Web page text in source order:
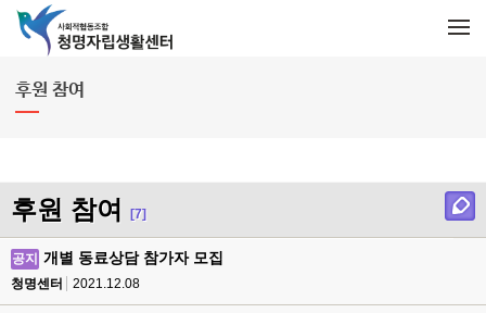
후원 참여
후원 참여 [7]
공지 개별 동료상담 참가자 모집
청명센터 2021.12.08